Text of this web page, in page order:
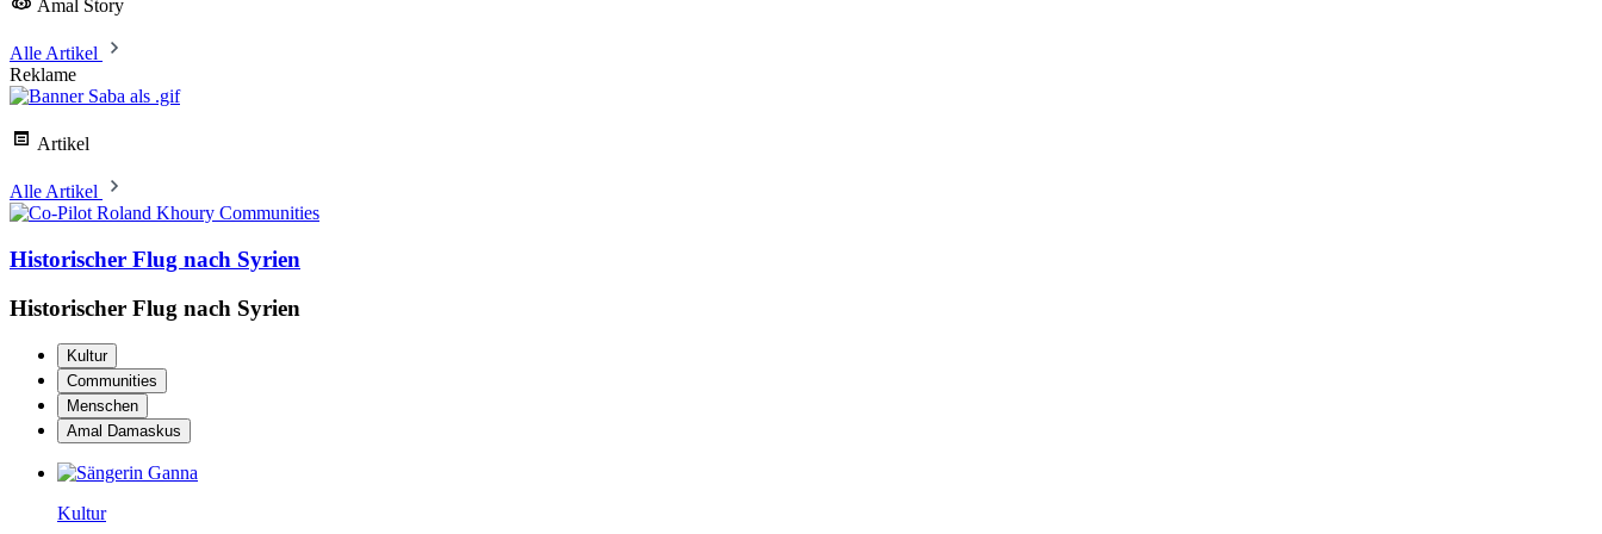
Amal Story
Alle Artikel
Reklame
Artikel
Alle Artikel
Communities
Historischer Flug nach Syrien
Historischer Flug nach Syrien
Kultur
Communities
Menschen
Amal Damaskus
Kultur